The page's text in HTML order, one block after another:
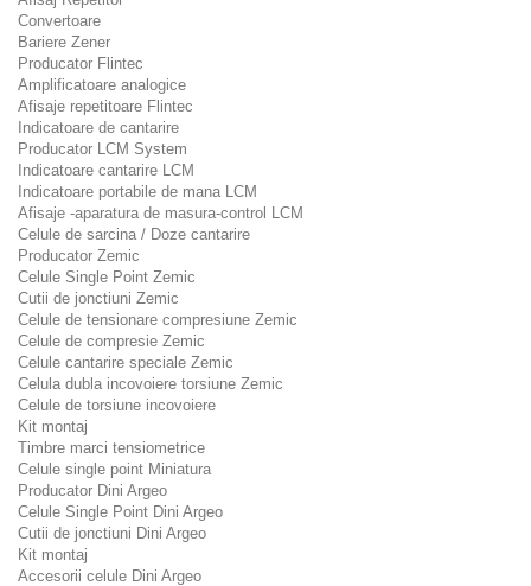
Convertoare
Bariere Zener
Producator Flintec
Amplificatoare analogice
Afisaje repetitoare Flintec
Indicatoare de cantarire
Producator LCM System
Indicatoare cantarire LCM
Indicatoare portabile de mana LCM
Afisaje -aparatura de masura-control LCM
Celule de sarcina / Doze cantarire
Producator Zemic
Celule Single Point Zemic
Cutii de jonctiuni Zemic
Celule de tensionare compresiune Zemic
Celule de compresie Zemic
Celule cantarire speciale Zemic
Celula dubla incovoiere torsiune Zemic
Celule de torsiune incovoiere
Kit montaj
Timbre marci tensiometrice
Celule single point Miniatura
Producator Dini Argeo
Celule Single Point Dini Argeo
Cutii de jonctiuni Dini Argeo
Kit montaj
Accesorii celule Dini Argeo